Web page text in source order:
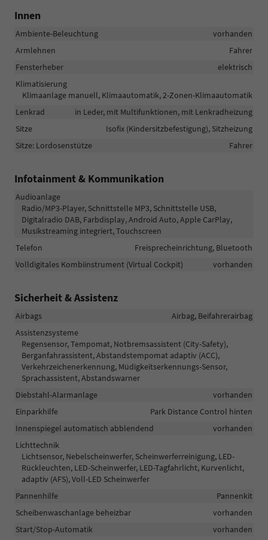
Innen
Ambiente-Beleuchtung
vorhanden
Armlehnen
Fahrer
Fensterheber
elektrisch
Klimatisierung
Klimaanlage manuell, Klimaautomatik, 2-Zonen-Klimaautomatik
Lenkrad
in Leder, mit Multifunktionen, mit Lenkradheizung
Sitze
Isofix (Kindersitzbefestigung), Sitzheizung
Sitze: Lordosenstütze
Fahrer
Infotainment & Kommunikation
Audioanlage
Radio/MP3-Player, Schnittstelle MP3, Schnittstelle USB,
Digitalradio DAB, Farbdisplay, Android Auto, Apple CarPlay,
Musikstreaming integriert, Touchscreen
Telefon
Freisprecheinrichtung, Bluetooth
Volldigitales Kombiinstrument (Virtual Cockpit)
vorhanden
Sicherheit & Assistenz
Airbags
Airbag, Beifahrerairbag
Assistenzsysteme
Regensensor, Tempomat, Notbremsassistent (City-Safety),
Berganfahrassistent, Abstandstempomat adaptiv (ACC),
Verkehrzeichenerkennung, Müdigkeitserkennungs-Sensor,
Sprachassistent, Abstandswarner
Diebstahl-Alarmanlage
vorhanden
Einparkhilfe
Park Distance Control hinten
Innenspiegel automatisch abblendend
vorhanden
Lichttechnik
Lichtsensor, Nebelscheinwerfer, Scheinwerferreinigung, LED-
Rückleuchten, LED-Scheinwerfer, LED-Tagfahrlicht, Kurvenlicht,
adaptiv (AFS), Voll-LED Scheinwerfer
Pannenhilfe
Pannenkit
Scheibenwaschanlage beheizbar
vorhanden
Start/Stop-Automatik
vorhanden